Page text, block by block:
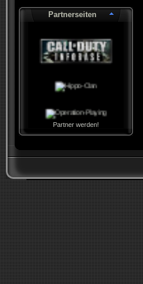
Partnerseiten
Partner werden!